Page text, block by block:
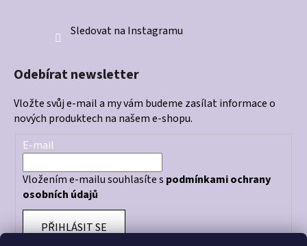
Sledovat na Instagramu
Odebírat newsletter
Vložte svůj e-mail a my vám budeme zasílat informace o
nových produktech na našem e-shopu.
E-mail
Vložením e-mailu souhlasíte s podmínkami ochrany
osobních údajů
PŘIHLÁSIT SE